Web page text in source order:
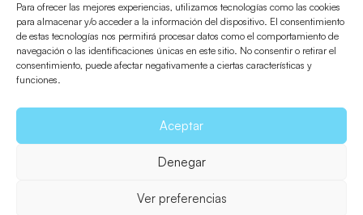
Para ofrecer las mejores experiencias, utilizamos tecnologías como las cookies
para almacenar y/o acceder a la información del dispositivo. El consentimiento
de estas tecnologías nos permitirá procesar datos como el comportamiento de
navegación o las identificaciones únicas en este sitio. No consentir o retirar el
consentimiento, puede afectar negativamente a ciertas características y
funciones.
Aceptar
Denegar
Ver preferencias
Información útil
Descargas